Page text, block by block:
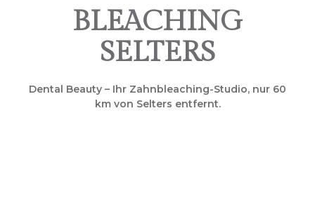
BLEACHING
SELTERS
Dental Beauty – Ihr Zahnbleaching-Studio, nur 60
km von Selters entfernt.